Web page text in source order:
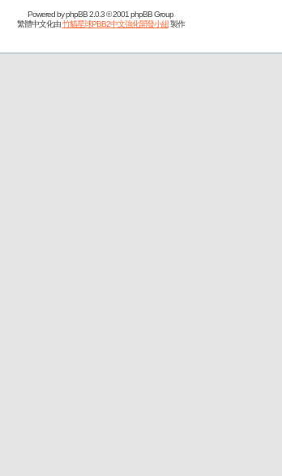
Powered byphpBB2.0.3 © 2001 phpBB Group
繁體中文化由竹貓星球PBB2中文強化開發小組製作